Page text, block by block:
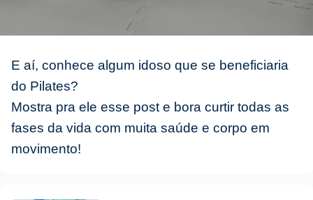
E aí, conhece algum idoso que se beneficiaria
do Pilates?
Mostra pra ele esse post e bora curtir todas as
fases da vida com muita saúde e corpo em
movimento!